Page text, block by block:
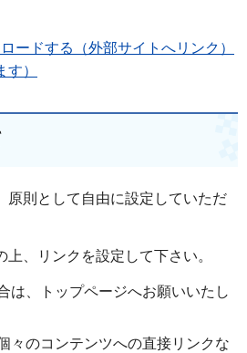
ードする（外部サイトへリンク）
）
原則として自由に設定していただ
、リンクを設定して下さい。
は、トップページへお願いいたし
々のコンテンツへの直接リンクな